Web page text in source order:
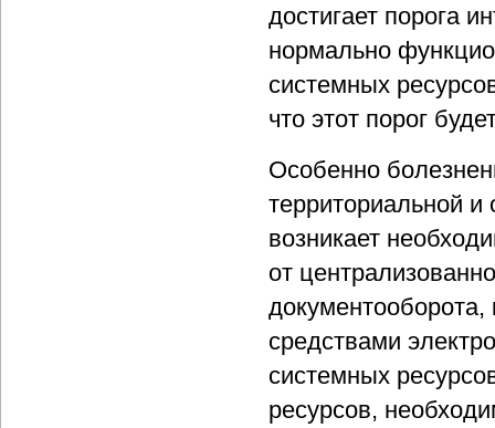
достигает порога
нормально
системных
что этот порог
Особенно
территориальной и
возникает
от
средствами
системных
ресурсов,